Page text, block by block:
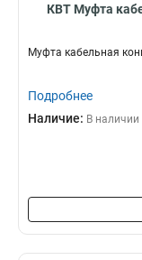
КВТ Муфта
Муфта кабельная
Подробнее
Наличие: В наличии